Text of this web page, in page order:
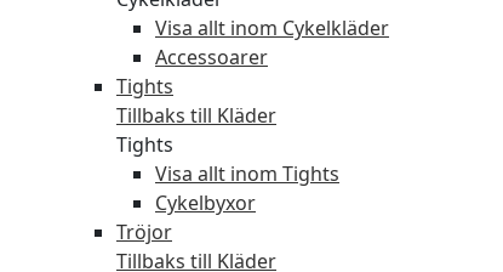
Visa allt inom Cykelkläder
Accessoarer
Tights
Tillbaks till Kläder
Tights
Visa allt inom Tights
Cykelbyxor
Tröjor
Tillbaks till Kläder